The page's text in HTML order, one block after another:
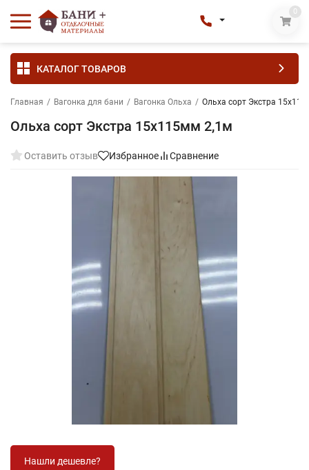
0
КАТАЛОГ ТОВАРОВ
Главная / Вагонка для бани / Вагонка Ольха / Ольха сорт Экстра
Ольха сорт Экстра 15х115мм 2,1м
Оставить отзыв Избранное Сравнение